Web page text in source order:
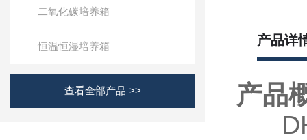
二氧化碳培养箱
恒温恒湿培养箱
查看全部产品 >>
产品详
产品概